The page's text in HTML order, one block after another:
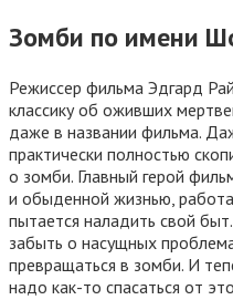
Зомби по имени
Режиссер фильма Эдгард
классику об оживших
даже в названии фильма.
практически полностью
о зомби. Главный герой
и обыденной жизнью,
пытается наладить свой
забыть о насущных
превращаться в зомби. И
надо как-то спасаться от